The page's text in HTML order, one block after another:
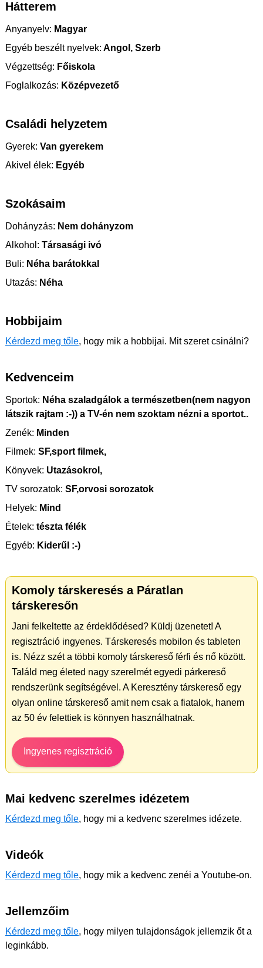
Hátterem
Anyanyelv: Magyar
Egyéb beszélt nyelvek: Angol, Szerb
Végzettség: Főiskola
Foglalkozás: Középvezető
Családi helyzetem
Gyerek: Van gyerekem
Akivel élek: Egyéb
Szokásaim
Dohányzás: Nem dohányzom
Alkohol: Társasági ivó
Buli: Néha barátokkal
Utazás: Néha
Hobbijaim
Kérdezd meg tőle, hogy mik a hobbijai. Mit szeret csinálni?
Kedvenceim
Sportok: Néha szaladgálok a természetben(nem nagyon
látszik rajtam :-)) a TV-én nem szoktam nézni a sportot..
Zenék: Minden
Filmek: SF,sport filmek,
Könyvek: Utazásokrol,
TV sorozatok: SF,orvosi sorozatok
Helyek: Mind
Ételek: tészta félék
Egyéb: Kiderűl :-)
Komoly társkeresés a Páratlan
társkeresőn
Jani felkeltette az érdeklődésed? Küldj üzenetet! A
regisztráció ingyenes. Társkeresés mobilon és tableten
is. Nézz szét a többi komoly társkereső férfi és nő között.
Találd meg életed nagy szerelmét egyedi párkereső
rendszerünk segítségével. A Keresztény társkereső egy
olyan online társkereső amit nem csak a fiatalok, hanem
az 50 év felettiek is könnyen használhatnak.
Ingyenes regisztráció
Mai kedvenc szerelmes idézetem
Kérdezd meg tőle, hogy mi a kedvenc szerelmes idézete.
Videók
Kérdezd meg tőle, hogy mik a kedvenc zenéi a Youtube-on.
Jellemzőim
Kérdezd meg tőle, hogy milyen tulajdonságok jellemzik őt a
leginkább.